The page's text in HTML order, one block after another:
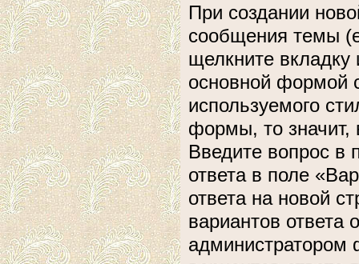
При создании
сообщения темы
щелкните
основной формой
используемого
формы, то значит,
Введите вопрос в
ответа в поле
ответа на новой
вариантов ответа
администратором